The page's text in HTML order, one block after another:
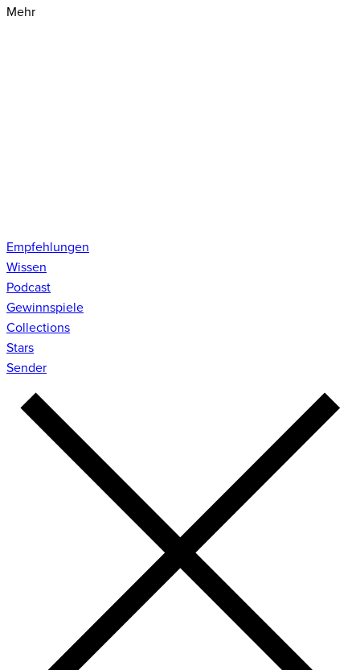
Mehr
Empfehlungen
Wissen
Podcast
Gewinnspiele
Collections
Stars
Sender